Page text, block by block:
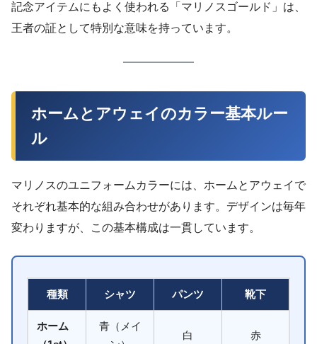
記念アイテムにもよく使われる「マリノスゴールド」は、
王者の証として特別な意味を持っています。
ホームとアウェイのカラー基本ルー
ル
マリノスのユニフォームカラーには、ホームとアウェイで
それぞれ基本的な組み合わせがあります。デザインは毎年
変わりますが、この基本構成は一貫しています。
種類 シャツ パンツ 靴下
ホーム
青（メイ
白 赤